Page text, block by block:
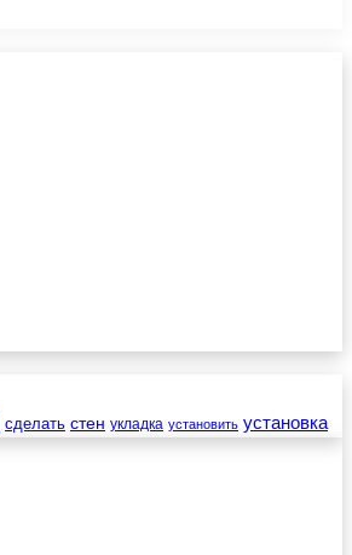
сделать стен укладка установить установка